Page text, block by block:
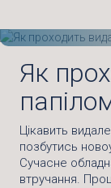
Як
Цікавить
позбутись
Сучасне
втручання.